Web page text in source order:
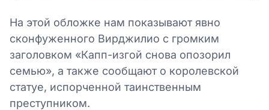
На этой обложке нам показывают явно
сконфуженного Вирджилио с громким
заголовком «Капп-изгой снова опозорил
семью», а также сообщают о королевской
статуе, испорченной таинственным
преступником.